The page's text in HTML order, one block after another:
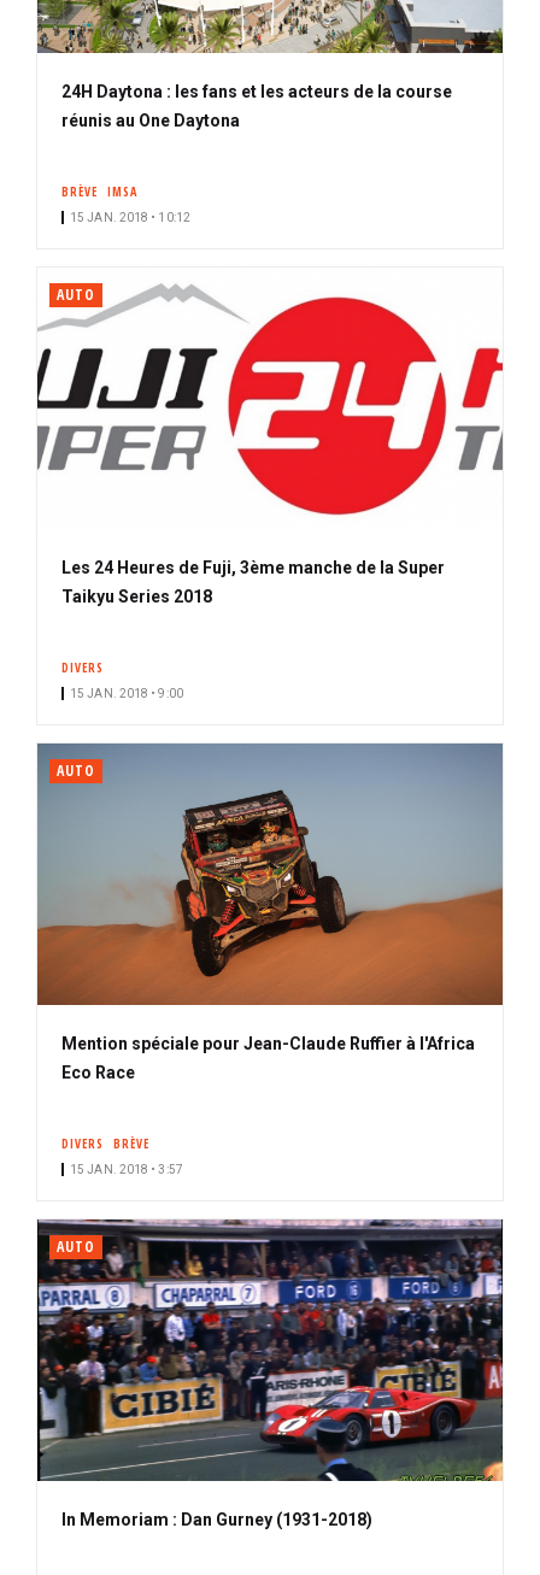
24H Daytona : les fans et les acteurs de la course
réunis au One Daytona
BRÈVE IMSA
15 JAN. 2018 • 10:12
AUTO
Les 24 Heures de Fuji, 3ème manche de la Super
Taikyu Series 2018
DIVERS
15 JAN. 2018 • 9:00
AUTO
Mention spéciale pour Jean-Claude Ruffier à l'Africa
Eco Race
DIVERS BRÈVE
15 JAN. 2018 • 3:57
AUTO
In Memoriam : Dan Gurney (1931-2018)